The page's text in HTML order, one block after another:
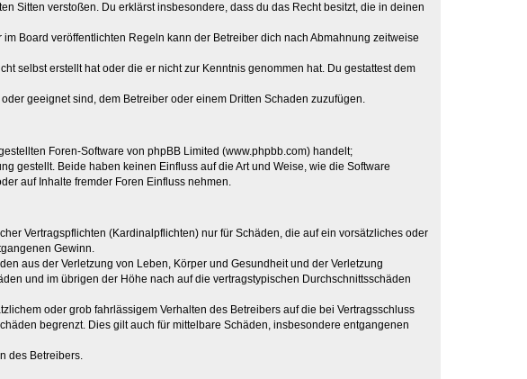
Sitten verstoßen. Du erklärst insbesondere, dass du das Recht besitzt, die in deinen
Board veröffentlichten Regeln kann der Betreiber dich nach Abmahnung zeitweise
selbst erstellt hat oder die er nicht zur Kenntnis genommen hat. Du gestattest dem
geeignet sind, dem Betreiber oder einem Dritten Schaden zuzufügen.
Foren-Software von phpBB Limited (www.phpbb.com) handelt;
gestellt. Beide haben keinen Einfluss auf die Art und Weise, wie die Software
auf Inhalte fremder Foren Einfluss nehmen.
Vertragspflichten (Kardinalpflichten) nur für Schäden, die auf ein vorsätzliches oder
Gewinn.
aus der Verletzung von Leben, Körper und Gesundheit und der Verletzung
und im übrigen der Höhe nach auf die vertragstypischen Durchschnittsschäden
oder grob fahrlässigem Verhalten des Betreibers auf die bei Vertragsschluss
begrenzt. Dies gilt auch für mittelbare Schäden, insbesondere entgangenen
des Betreibers.